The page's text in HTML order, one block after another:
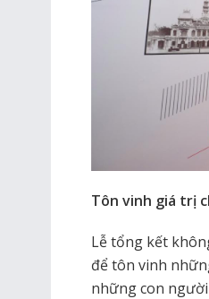
Tôn vinh giá trị
Lễ tổng kết
để tôn vinh
những con